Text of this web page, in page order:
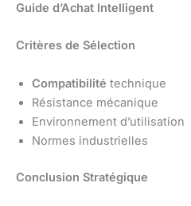
Guide d’Achat Intelligent
Critères de Sélection
Compatibilité technique
Résistance mécanique
Environnement d’utilisation
Normes industrielles
Conclusion Stratégique